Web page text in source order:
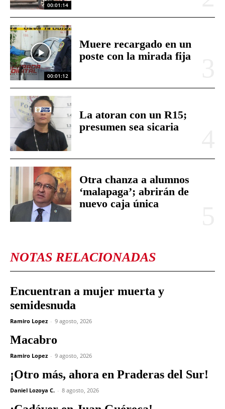
00:01:14
00:01:12
Muere recargado en un
poste con la mirada fija
La atoran con un R15;
presumen sea sicaria
Otra chanza a alumnos
‘malapaga’; abrirán de
nuevo caja única
NOTAS RELACIONADAS
Encuentran a mujer muerta y
semidesnuda
Ramiro Lopez - 9 agosto, 2026
Macabro
Ramiro Lopez - 9 agosto, 2026
¡Otro más, ahora en Praderas del Sur!
Daniel Lozoya C. - 8 agosto, 2026